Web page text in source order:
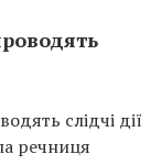
слідчі дії
речниця